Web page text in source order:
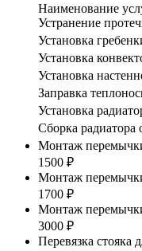
Наименование
Устранение
Установка
Установка
Установка
Заправка
Установка
Сборка радиатора
Монтаж
1500 ₽
Монтаж
1700 ₽
Монтаж
3000 ₽
Перевязка стояка